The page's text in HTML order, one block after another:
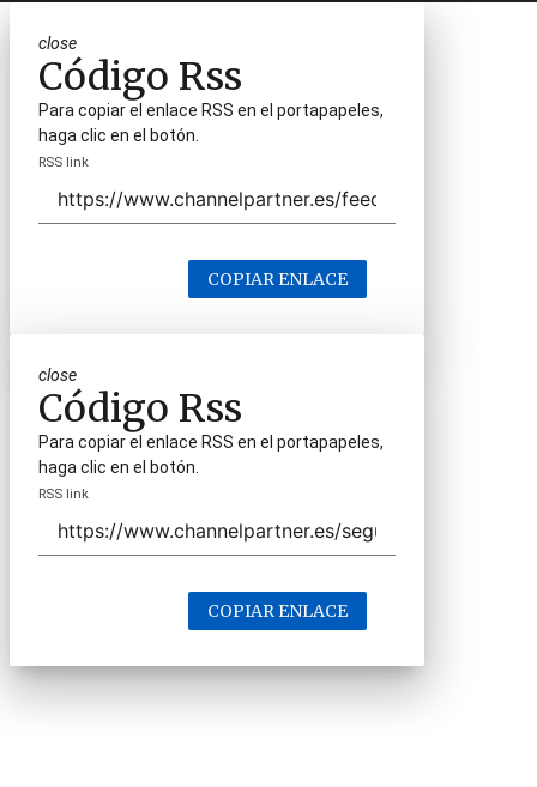
close
Código Rss
Para copiar el enlace RSS en el portapapeles,
haga clic en el botón.
RSS link
COPIAR ENLACE
close
Código Rss
Para copiar el enlace RSS en el portapapeles,
haga clic en el botón.
RSS link
COPIAR ENLACE